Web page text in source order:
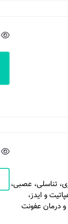
تناسلی، عصبی،
و ایدز،
و درمان عفونت